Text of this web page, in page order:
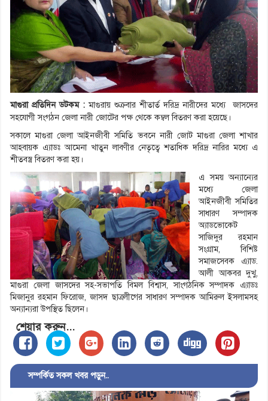
মাগুরা প্রতিদিন ডটকম : মাগুরায় শুক্রবারশীতার্ত দরিদ্র নারীদের মধ্যে জাসদের
সহযোগী সংগঠন জেলা নারী জোটের পক্ষ থেকে কম্বল বিতরণ করা হয়েছে।
সকালে মাগুরা জেলা আইনজীবী সমিতি ভবনে নারী জোট মাগুরা জেলা শাখার
আহবায়ক এ্যাডঃ আমেনা খাতুন লাবণীর নেতৃত্বে শতাধিক দরিদ্র নারির মধ্যে এ
শীতবস্ত্র বিতরণ করা হয়।
এ সময় অন্যান্যের
মধ্যে জেলা
আইনজীবী সমিতির
সাধারণ সম্পাদক
অ্যাডভোকেট
সাজিদুর রহমান
সংগ্রাম, বিশিষ্ট
সমাজসেবক এ্যাড.
আলী আকবর দুখু,
মাগুরা জেলা জাসদের সহ-সভাপতি বিমল বিশ্বাস, সাংগঠনিক সম্পাদক এ্যাডঃ
মিজানুর রহমান ফিরোজ, জাসদ ছাত্রলীগের সাধারণ সম্পাদক আমিরুল ইসলামসহ
অন্যান্যরা উপস্থিত ছিলেন।
শেয়ার করুন...
সম্পর্কিত সকল খবর পড়ুন..